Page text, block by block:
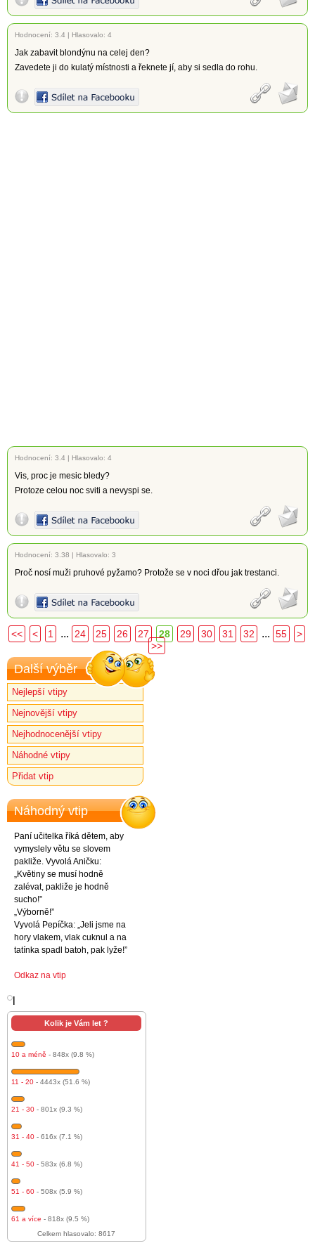
Hodnocení: 3.4 | Hlasovalo: 4
Jak zabavit blondýnu na celej den?
Zavedete ji do kulatý místnosti a řeknete jí, aby si sedla do rohu.
Hodnocení: 3.4 | Hlasovalo: 4
Vis, proc je mesic bledy?
Protoze celou noc sviti a nevyspi se.
Hodnocení: 3.38 | Hlasovalo: 3
Proč nosí muži pruhové pyžamo? Protože se v noci dřou jak trestanci.
<< < 1 ... 24 25 26 27 28 29 30 31 32 ... 55
>
>>
Další výběr
Nejlepší vtipy
Nejnovější vtipy
Nejhodnocenější vtipy
Náhodné vtipy
Přidat vtip
Náhodný vtip
Paní učitelka říká dětem, aby
vymyslely větu se slovem
pakliže. Vyvolá Aničku:
„Květiny se musí hodně
zalévat, pakliže je hodně
sucho!”
„Výborně!”
Vyvolá Pepíčka: „Jeli jsme na
hory vlakem, vlak cuknul a na
tatínka spadl batoh, pak lyže!”
Odkaz na vtip
Kolik je Vám let ?
10 a méně - 848x (9.8 %)
11 - 20 - 4443x (51.6 %)
21 - 30 - 801x (9.3 %)
31 - 40 - 616x (7.1 %)
41 - 50 - 583x (6.8 %)
51 - 60 - 508x (5.9 %)
61 a více - 818x (9.5 %)
Celkem hlasovalo: 8617